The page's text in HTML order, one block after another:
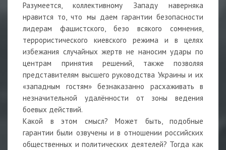
Разумеется, коллективному Западу наверняка
нравится то, что мы даем гарантии безопасности
лидерам фашистского, безо всякого сомнения,
террористического киевского режима и в целях
избежания случайных жертв не наносим удары по
центрам принятия решений, также позволяя
представителям высшего руководства Украины и их
«западным гостям» безнаказанно расхаживать в
незначительной удалённости от зоны ведения
боевых действий.
Какой в этом смысл? Может быть, подобные
гарантии были озвучены и в отношении российских
общественных и политических деятелей? Тогда как